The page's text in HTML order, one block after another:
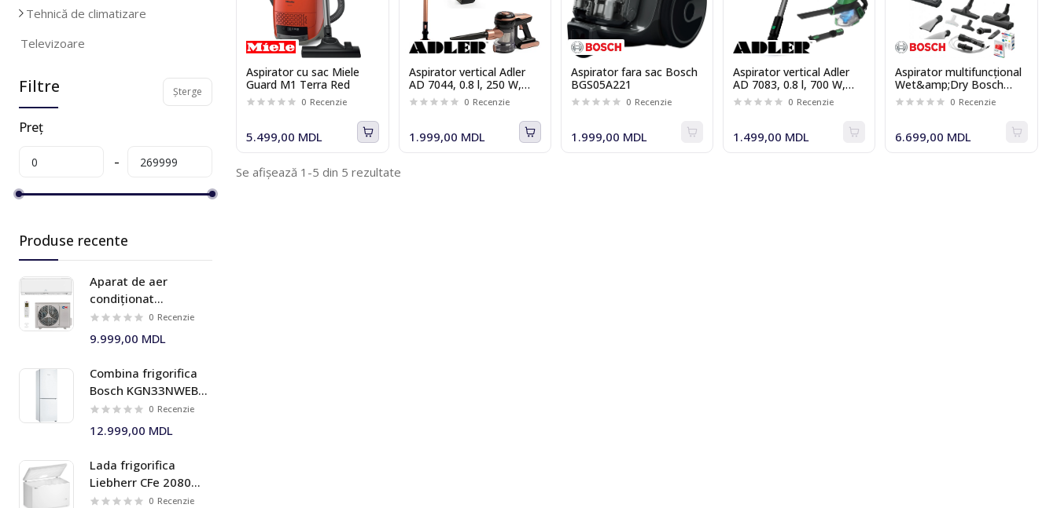
Tehnică de climatizare
Televizoare
sanatate
Tehnică pentru casă
electrocasnice
Tehnică audio
Produse pentru animale domestice
Gadget-uri
Sport si turism
Masini de tuns iarba
Filtre Șterge
Preț
Produse recente
Aparat de aer
condiționat
Cooper&Hunter Vital
Plus Inverter
0 Recenzie
9.999,00 MDL
Combina frigorifica
Bosch KGN33NWEB
Seria I 2
0 Recenzie
12.999,00 MDL
Lada frigorifica
Liebherr CFe 2080
Pure, 353 l,0 Recenzie
Aspirator cu sac Miele
Guard M1 Terra Red
0 Recenzie
5.499,00 MDL
Aspirator vertical Adler
AD 7044, 0.8 l, 250 W,
Turbo
0 Recenzie
1.999,00 MDL
Aspirator fara sac Bosch
BGS05A221
0 Recenzie
1.999,00 MDL
Aspirator vertical Adler
AD 7083, 0.8 l, 700 W,
HEPA 13, verde
0 Recenzie
1.499,00 MDL
Aspirator multifuncțional
Wet&amp;Dry Bosch
BWD421PET, 2100 W,
filtru Hepa, rosu
0 Recenzie
6.699,00 MDL
Se afișează 1-5 din 5 rezultate